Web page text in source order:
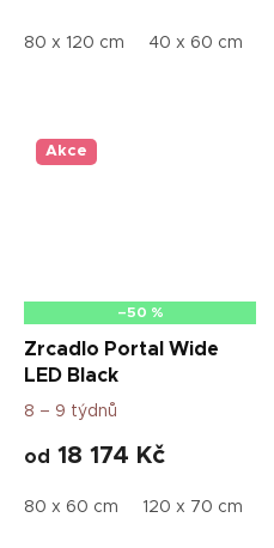
80 x 120 cm 40 x 60 cm
Akce
–50 %
Zrcadlo Portal Wide
LED Black
8 – 9 týdnů
od 18 174 Kč
80 x 60 cm 120 x 70 cm